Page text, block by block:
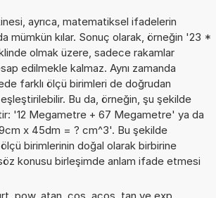
ayrıca, matematiksel ifadelerin
da mümkün kılar. Sonuç olarak, örneğin '23 *
olmak üzere, sadece rakamlar
edilmekle kalmaz. Aynı zamanda
farklı ölçü birimleri de doğrudan
Bu da, örneğin, şu şekilde
'12 Megametre + 67 Megametre' ya da
x 45dm = ? cm^3'. Bu şekilde
birimlerinin doğal olarak birbirine
konusu birleşimde anlam ifade etmesi
pow, atan, cos, acos, tan ve exp